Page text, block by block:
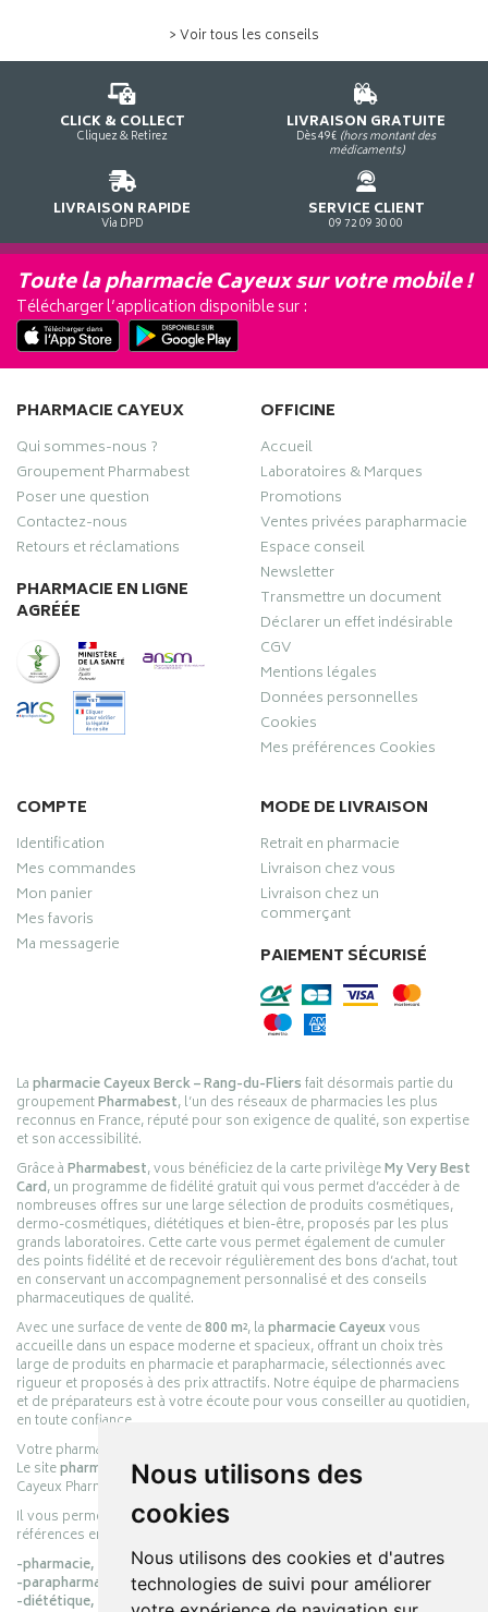
Nous utilisons des
cookies
Nous utilisons des cookies et d'autres
technologies de suivi pour améliorer
> Voir tous les conseils
CLICK & COLLECT
Cliquez & Retirez
LIVRAISON GRATUITE
Dès 49€ (hors montant des
médicaments)
LIVRAISON RAPIDE
Via DPD
SERVICE CLIENT
09 72 09 30 00
Toute la pharmacie Cayeux sur votre mobile !
Télécharger l’application disponible sur :
PHARMACIE CAYEUX
Qui sommes-nous ?
Groupement Pharmabest
Poser une question
Contactez-nous
Retours et réclamations
PHARMACIE EN LIGNE
AGRÉÉE
OFFICINE
Accueil
Laboratoires & Marques
Promotions
Ventes privées parapharmacie
Espace conseil
Newsletter
Transmettre un document
Déclarer un effet indésirable
CGV
Mentions légales
Données personnelles
Cookies
Mes préférences Cookies
COMPTE
Identification
Mes commandes
Mon panier
Mes favoris
Ma messagerie
MODE DE LIVRAISON
Retrait en pharmacie
Livraison chez vous
Livraison chez un
commerçant
PAIEMENT SÉCURISÉ
Lapharmacie Cayeux Berck – Rang-du-Fliersfait désormais partie du
groupementPharmabest, l’un des réseaux de pharmacies les plus
reconnus en France, réputé pour son exigence de qualité, son expertise
et son accessibilité.
Grâce àPharmabest, vous bénéficiez de la carte privilègeMy Very Best
Card, un programme de fidélité gratuit qui vous permet d’accéder à de
nombreuses offres sur une large sélection de produits cosmétiques,
dermo-cosmétiques, diététiques et bien-être, proposés par les plus
grands laboratoires. Cette carte vous permet également de cumuler
des points fidélité et de recevoir régulièrement des bons d’achat, tout
en conservant un accompagnement personnalisé et des conseils
pharmaceutiques de qualité.
Avec une surface de vente de800 m², lapharmacie Cayeuxvous
accueille dans un espace moderne et spacieux, offrant un choix très
large de produits en pharmacie et parapharmacie, sélectionnés avec
rigueur et proposés à des prix attractifs. Notre équipe de pharmaciens
et de préparateurs est à votre écoute pour vous conseiller au quotidien,
en toute confiance.
Votre pharmacie en ligne :
Le sitepharmacie-cayeux.frest le prolongement digital de la pharmacie
Cayeux Pharmabest Berck-sur-Mer – Rang-du-Fliers.
Il vous permet de réaliser vos achats en ligne parmi des milliers de
références en :
-pharmacie,
-parapharmacie,
-diététique,